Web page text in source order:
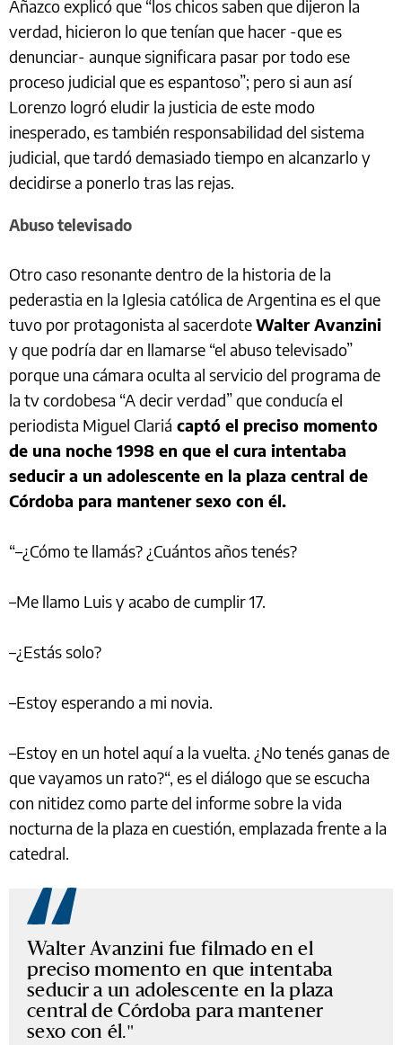
Añazco explicó que “los chicos saben que dijeron la
verdad, hicieron lo que tenían que hacer -que es
denunciar- aunque significara pasar por todo ese
proceso judicial que es espantoso”; pero si aun así
Lorenzo logró eludir la justicia de este modo
inesperado, es también responsabilidad del sistema
judicial, que tardó demasiado tiempo en alcanzarlo y
decidirse a ponerlo tras las rejas.
Abuso televisado
Otro caso resonante dentro de la historia de la
pederastia en la Iglesia católica de Argentina es el que
tuvo por protagonista al sacerdoteWalter Avanzini
y que podría dar en llamarse “el abuso televisado”
porque una cámara oculta al servicio del programa de
la tv cordobesa “A decir verdad” que conducía el
periodista Miguel Clariá captó el preciso momento
de una noche 1998 en que el cura intentaba
seducir a un adolescente en la plaza central de
Córdoba para mantener sexo con él.
“–¿Cómo te llamás? ¿Cuántos años tenés?
–Me llamo Luis y acabo de cumplir 17.
–¿Estás solo?
–Estoy esperando a mi novia.
–Estoy en un hotel aquí a la vuelta. ¿No tenés ganas de
que vayamos un rato?“, es el diálogo que se escucha
con nitidez como parte del informe sobre la vida
nocturna de la plaza en cuestión, emplazada frente a la
catedral.
Walter Avanzini fue filmado en el
preciso momento en que intentaba
seducir a un adolescente en la plaza
central de Córdoba para mantener
sexo con él.